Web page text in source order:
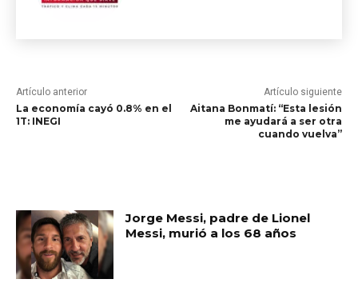
Artículo anterior
La economía cayó 0.8% en el
1T: INEGI
Artículo siguiente
Aitana Bonmatí: “Esta lesión
me ayudará a ser otra
cuando vuelva”
Jorge Messi, padre de Lionel
Messi, murió a los 68 años